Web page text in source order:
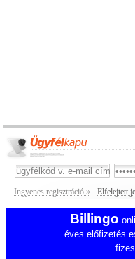
Ingyenes regisztráció » Elfelejtett
Billingo
éves előfizetés